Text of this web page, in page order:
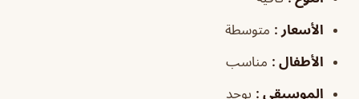
الأسعار : متوسطة
الأطفال : مناسب
الموسيقى : يوجد